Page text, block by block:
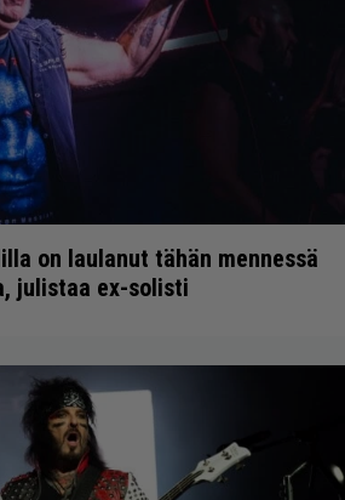
on laulanut tähän mennessä
julistaa ex-solisti